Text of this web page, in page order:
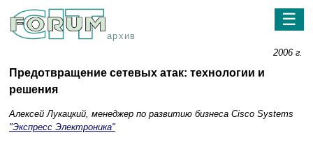
архив
☰
2006 г.
Предотвращение сетевых атак: технологии и
решения
Алексей Лукацкий, менеджер по развитию бизнеса Cisco Systems
"Экспресс Электроника"